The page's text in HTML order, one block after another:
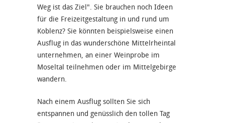
Weg ist das Ziel". Sie brauchen noch Ideen
für die Freizeitgestaltung in und rund um
Koblenz? Sie könnten beispielsweise einen
Ausflug in das wunderschöne Mittelrheintal
unternehmen, an einer Weinprobe im
Moseltal teilnehmen oder im Mittelgebirge
wandern.
Nach einem Ausflug sollten Sie sich
entspannen und genüsslich den tollen Tag